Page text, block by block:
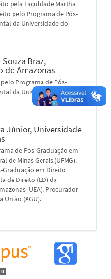
pela Faculdade Martha
pelo Programa de Pós-
da Universidade do
Braz,
do Amazonas
Programa de Pós-
da Universidade do
Júnior, Universidade
de Pós-Graduação em
de Minas Gerais (UFMG).
Graduação em Direito
de Direito (ED) da
(UEA). Procurador
União (AGU).
0